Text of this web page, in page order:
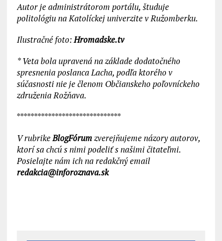
Autor je administrátorom portálu, študuje
politológiu na Katolíckej univerzite v Ružomberku.
Ilustračné foto:Hromadske.tv
* Veta bola upravená na základe dodatočného
spresnenia poslanca Lacha, podľa ktorého v
súčasnosti nie je členom Občianskeho poľovníckeho
združenia Rožňava.
******************************
V rubrikeBlogFórumzverejňujeme názory autorov,
ktorí sa chcú s nimi podeliť s našimi čitateľmi.
Posielajte nám ich na redakčný email
redakcia@inforoznava.sk